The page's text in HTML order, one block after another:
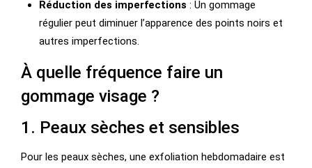
Réduction des imperfections : Un gommage
régulier peut diminuer l’apparence des points noirs et
autres imperfections.
À quelle fréquence faire un
gommage visage ?
1. Peaux sèches et sensibles
Pour les peaux sèches, une exfoliation hebdomadaire est